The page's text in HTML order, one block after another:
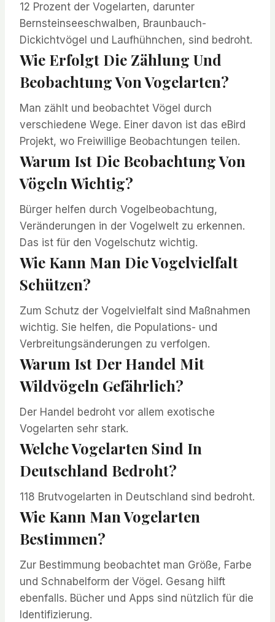
12 Prozent der Vogelarten, darunter
Bernsteinseeschwalben, Braunbauch-
Dickichtvögel und Laufhühnchen, sind bedroht.
Wie Erfolgt Die Zählung Und
Beobachtung Von Vogelarten?
Man zählt und beobachtet Vögel durch
verschiedene Wege. Einer davon ist das eBird
Projekt, wo Freiwillige Beobachtungen teilen.
Warum Ist Die Beobachtung Von
Vögeln Wichtig?
Bürger helfen durch Vogelbeobachtung,
Veränderungen in der Vogelwelt zu erkennen.
Das ist für den Vogelschutz wichtig.
Wie Kann Man Die Vogelvielfalt
Schützen?
Zum Schutz der Vogelvielfalt sind Maßnahmen
wichtig. Sie helfen, die Populations- und
Verbreitungsänderungen zu verfolgen.
Warum Ist Der Handel Mit
Wildvögeln Gefährlich?
Der Handel bedroht vor allem exotische
Vogelarten sehr stark.
Welche Vogelarten Sind In
Deutschland Bedroht?
118 Brutvogelarten in Deutschland sind bedroht.
Wie Kann Man Vogelarten
Bestimmen?
Zur Bestimmung beobachtet man Größe, Farbe
und Schnabelform der Vögel. Gesang hilft
ebenfalls. Bücher und Apps sind nützlich für die
Identifizierung.